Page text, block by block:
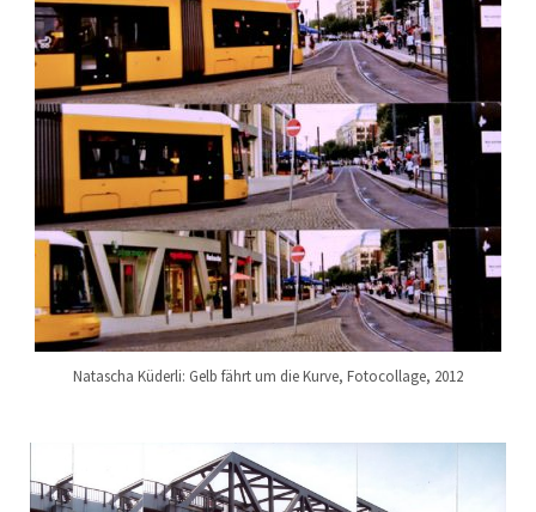
Natascha Küderli: Gelb fährt um die Kurve, Fotocollage, 2012